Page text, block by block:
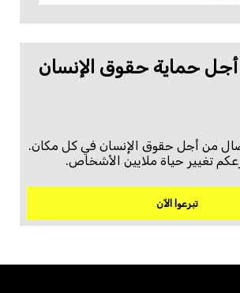
أجل حماية حقوق الإنسان
من أجل حقوق الإنسان في كل مكان.
تغيير حياة ملايين الأشخاص.
تبرعوا الآن